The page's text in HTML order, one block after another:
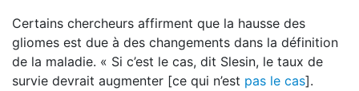
Certains chercheurs affirment que la hausse des
gliomes est due à des changements dans la définition
de la maladie. « Si c’est le cas, dit Slesin, le taux de
survie devrait augmenter [ce qui n’est pas le cas].